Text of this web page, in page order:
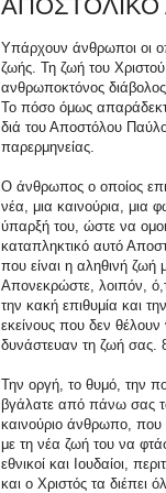
ΑΠΟΣΤΟΛΙΚΟ
Υπάρχουν άνθρωποι οι
ζωής. Τη ζωή του
ανθρωποκτόνος διάβολος.
Το πόσο όμως
διά του Αποστόλου
παρερμηνείας.
Ο άνθρωπος ο οποίος
νέα, μια καινούρια, μια
ύπαρξή του, ώστε να
καταπληκτικό αυτό
που είναι η αληθινή ζωή
Απονεκρώστε, λοιπόν,
την κακή επιθυμία και
εκείνους που δεν
δυνάστευαν τη ζωή
Την οργή, το θυμό, την
βγάλατε από πάνω σας
καινούριο άνθρωπο, που
με τη νέα ζωή του να
εθνικοί και Ιουδαίοι,
και ο Χριστός τα διέπει